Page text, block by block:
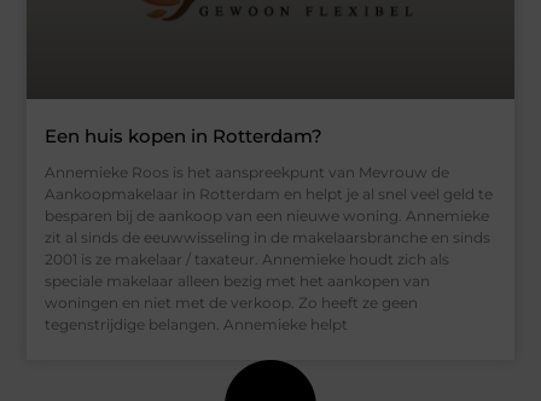
Een huis kopen in Rotterdam?
Annemieke Roos is het aanspreekpunt van Mevrouw de
Aankoopmakelaar in Rotterdam en helpt je al snel veel geld te
besparen bij de aankoop van een nieuwe woning. Annemieke
zit al sinds de eeuwwisseling in de makelaarsbranche en sinds
2001 is ze makelaar / taxateur. Annemieke houdt zich als
speciale makelaar alleen bezig met het aankopen van
woningen en niet met de verkoop. Zo heeft ze geen
tegenstrijdige belangen. Annemieke helpt